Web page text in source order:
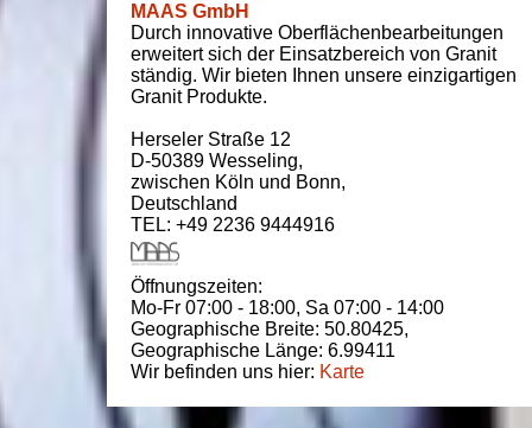
MAAS GmbH
Durch innovative Oberflächenbearbeitungen
erweitert sich der Einsatzbereich von Granit
ständig. Wir bieten Ihnen unsere einzigartigen
Granit Produkte.
Herseler Straße 12
D-50389 Wesseling,
zwischen Köln und Bonn,
Deutschland
TEL: +49 2236 9444916
Öffnungszeiten:
Mo-Fr 07:00 - 18:00, Sa 07:00 - 14:00
Geographische Breite: 50.80425,
Geographische Länge: 6.99411
Wir befinden uns hier: Karte